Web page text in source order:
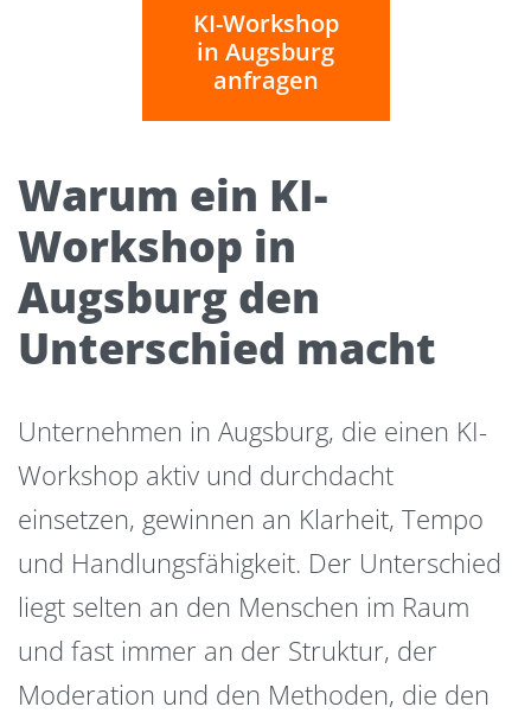
KI-Workshop
in Augsburg
anfragen
Warum ein KI-
Workshop in
Augsburg den
Unterschied macht
Unternehmen in Augsburg, die einen KI-
Workshop aktiv und durchdacht
einsetzen, gewinnen an Klarheit, Tempo
und Handlungsfähigkeit. Der Unterschied
liegt selten an den Menschen im Raum
und fast immer an der Struktur, der
Moderation und den Methoden, die den